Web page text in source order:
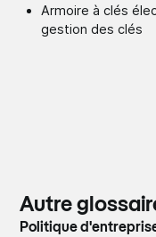
Armoire à clés
gestion des clés
Autre
Politique